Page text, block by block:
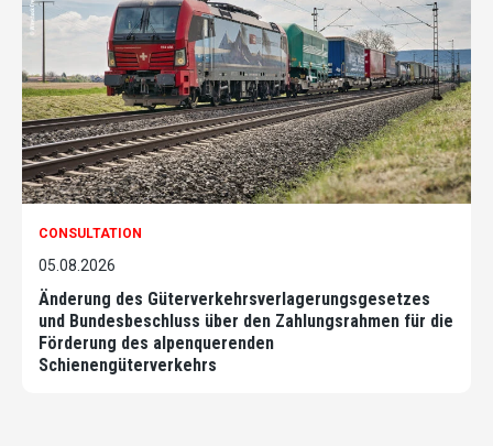
CONSULTATION
05.08.2026
Änderung des Güterverkehrsverlagerungsgesetzes
und Bundesbeschluss über den Zahlungsrahmen für die
Förderung des alpenquerenden
Schienengüterverkehrs